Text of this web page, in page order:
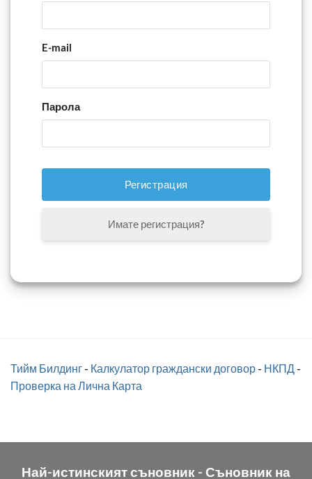
E-mail
Парола
Имате регистрация?
Тийм Билдинг- Калкулатор граждански договор- НКПД-
Проверка на Лична Карта
Най-истинският съновник - Съновник на